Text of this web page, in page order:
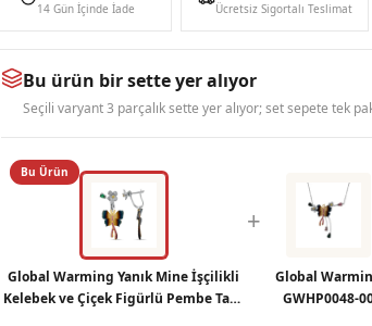
14 Gün İçinde İade Ücretsiz Sigortalı Teslimat
Bu ürün bir sette yer alıyor
Seçili varyant 3 parçalık sette yer alıyor; set sepete tek
Bu Ürün
Global Warming Yanık Mine İşçilikli
Kelebek ve Çiçek Figürlü Pembe Taşlı
+
Global
GWHP0048-